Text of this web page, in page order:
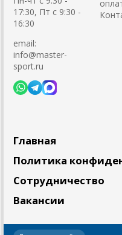
17:30, Пт с 9:30 -
16:30
email:
info@master-
sport.ru
Главная
Политика
Сотрудничество
Вакансии